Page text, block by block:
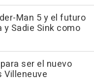
Man 5 y el futuro
y Sadie Sink como
ser el nuevo
Villeneuve